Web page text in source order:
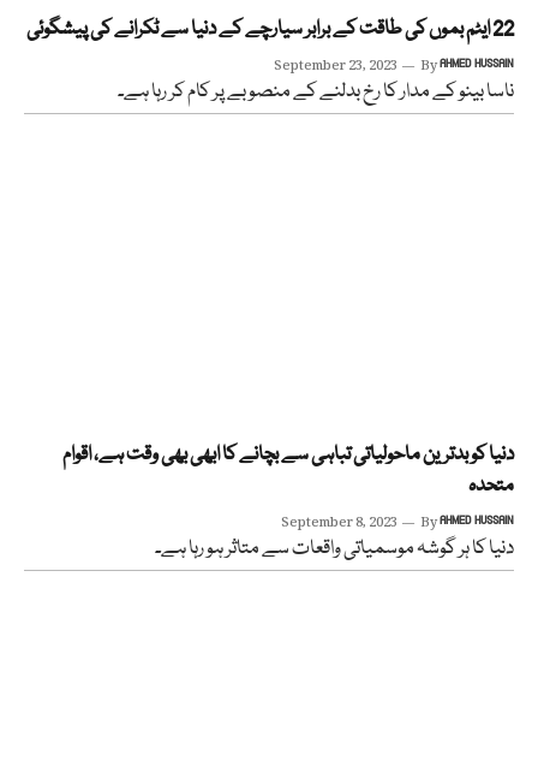
22 ایٹم بموں کی طاقت کے برابر سیارچے کے دنیا سے ٹکرانے کی پیشگوئی
September 23, 2023 ByAHMED HUSSAIN
ناسا بینو کے مدار کا رخ بدلنے کے منصوبے پر کام کر رہا ہے۔
دنیا کو بدترین ماحولیاتی تباہی سے بچانے کا ابھی بھی وقت ہے، اقوام
متحدہ
September 8, 2023 ByAHMED HUSSAIN
دنیا کا ہر گوشہ موسمیاتی واقعات سے متاثر ہو رہا ہے۔